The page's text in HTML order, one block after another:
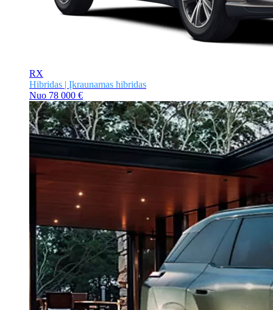
RX
Hibridas | Įkraunamas hibridas
Nuo 78 000 €